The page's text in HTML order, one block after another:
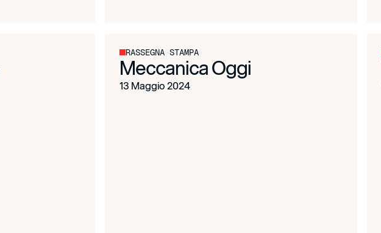
RASSEGNA STAMPA
Meccanica Oggi
13 Maggio 2024